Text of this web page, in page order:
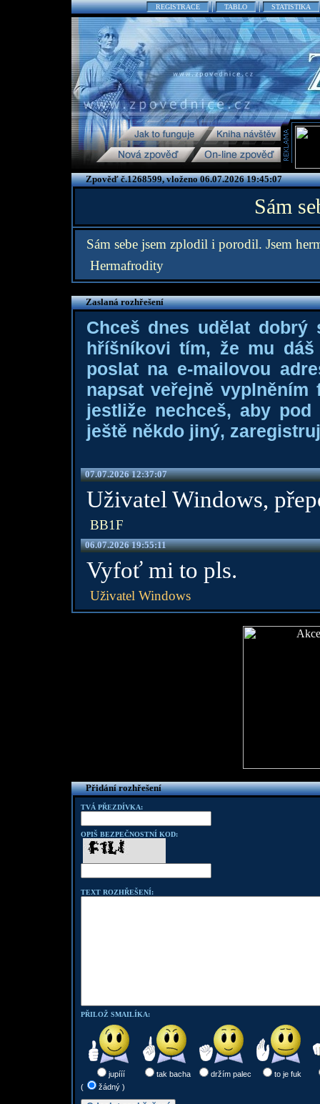
REGISTRACE TABLO STATISTIKA
Zpověď č.1268599, vloženo 06.07.2026 19:45:07
Sám
Sám sebe jsem zplodil i porodil. Jsem
Hermafrodity
Zaslaná rozhřešení
Chceš dnes udělat dobrý
hříšníkovi tím, že mu
poslat na e-mailovou
napsat veřejně
jestliže nechceš, aby
ještě někdo jiný,
07.07.2026 12:37:07
Uživatel Windows,
BB1F
06.07.2026 19:55:11
Vyfoť mi to pls.
Uživatel Windows
Přidání rozhřešení
TVÁ PŘEZDÍVKA:
OPIŠ BEZPEČNOSTNÍ KOD:
TEXT ROZHŘEŠENÍ:
PŘILOŽ SMAILÍKA:
jupííí tak bacha držím palec
to je fuk
(
žádný )